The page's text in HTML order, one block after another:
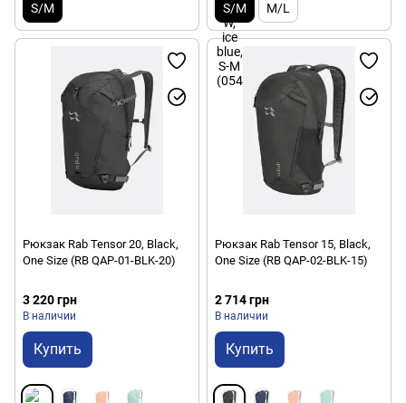
S/M S/M M/L
Рюкзак Rab Tensor 20, Black,
One Size (RB QAP-01-BLK-20)
3 220 грн
В наличии
Купить
Рюкзак Rab Tensor 15, Black,
One Size (RB QAP-02-BLK-15)
2 714 грн
В наличии
Купить